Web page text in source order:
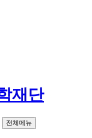
전체메뉴